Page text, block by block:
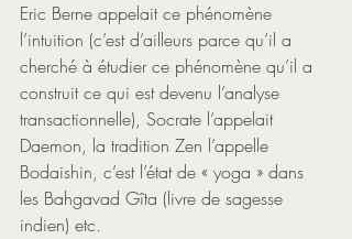
Eric Berne appelait ce phénomène
l’intuition (c’est d’ailleurs parce qu’il a
cherché à étudier ce phénomène qu’il a
construit ce qui est devenu l’analyse
transactionnelle), Socrate l’appelait
Daemon, la tradition Zen l’appelle
Bodaishin, c’est l’état de « yoga » dans
les Bahgavad Gîta (livre de sagesse
indien) etc.